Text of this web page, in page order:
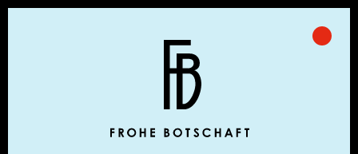
Frohe Botschaft